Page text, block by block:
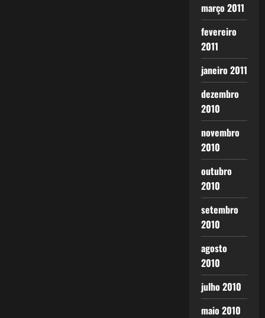
março 2011
fevereiro
2011
janeiro 2011
dezembro
2010
novembro
2010
outubro
2010
setembro
2010
agosto
2010
julho 2010
maio 2010